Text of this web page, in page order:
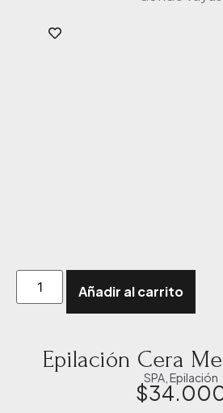
Añadir al carrito
Epilación Cera
SPA Epilación
$